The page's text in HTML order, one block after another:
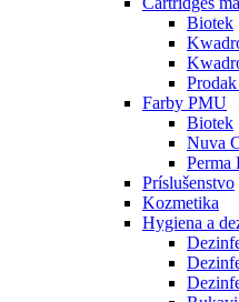
Biotek
Farby PMU
Biotek
Nuva
Perma
Príslušenstvo
Kozmetika
Hygiena a